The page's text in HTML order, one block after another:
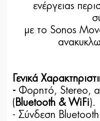
ενέργειας
με το Sonos
Γενικά
- Φορητό, Stereo,
( Bluetooth & WiFi).
- Σύνδεση